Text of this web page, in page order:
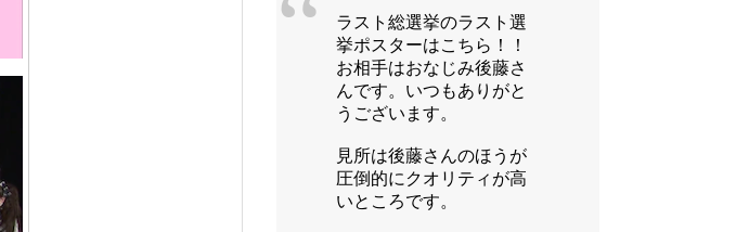
ラスト総選挙のラスト選
挙ポスターはこちら！！
お相手はおなじみ後藤さ
んです。いつもありがと
うございます。
見所は後藤さんのほうが
圧倒的にクオリティが高
いところです。